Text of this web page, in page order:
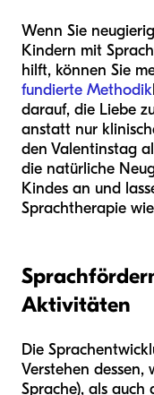
Wenn Sie
Kindern mit
hilft, können Sie
fundierte Methodik
darauf, die Liebe
anstatt nur
den Valentinstag
die natürliche
Kindes an und
Sprachtherapie
Aktivitäten
Die
Verstehen dessen,
Sprache), als auch